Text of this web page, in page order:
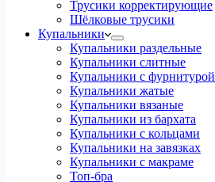
Трусики корректирующие
Шёлковые трусики
Купальники
Купальники раздельные
Купальники слитные
Купальники с фурнитурой
Купальники жатые
Купальники вязаные
Купальники из бархата
Купальники с кольцами
Купальники на завязках
Купальники с макраме
Топ-бра